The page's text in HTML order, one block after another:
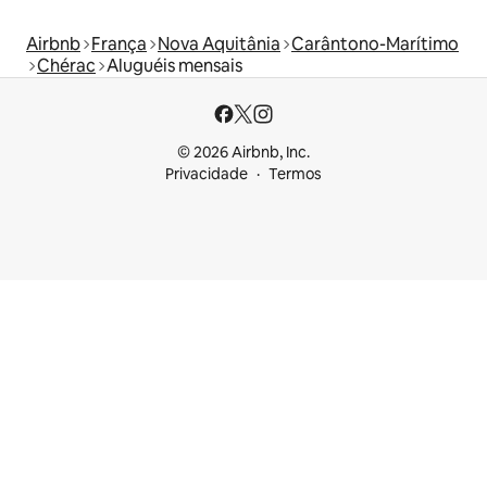
Airbnb França Nova Aquitânia Carântono-Marítimo
Chérac Aluguéis mensais
© 2026 Airbnb, Inc.
Privacidade
Termos